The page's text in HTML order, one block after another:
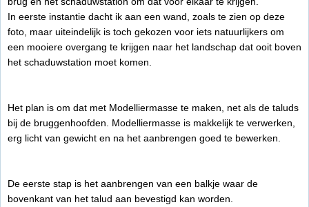
In eerste instantie dacht ik aan een wand, zoals te zien op deze
foto, maar uiteindelijk is toch gekozen voor iets natuurlijkers om
een mooiere overgang te krijgen naar het landschap dat ooit boven
het schaduwstation moet komen.
Het plan is om dat met Modelliermasse te maken, net als de taluds
bij de bruggenhoofden. Modelliermasse is makkelijk te verwerken,
erg licht van gewicht en na het aanbrengen goed te bewerken.
De eerste stap is het aanbrengen van een balkje waar de
bovenkant van het talud aan bevestigd kan worden.